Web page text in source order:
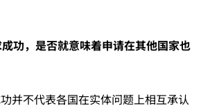
功，是否就意味着申请在其他国家也
并不代表各国在实体问题上相互承认